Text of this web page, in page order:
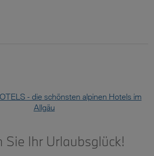
Sie Ihr Urlaubsglück!